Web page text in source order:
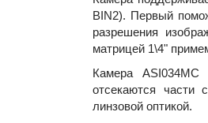
BIN2). Первый
разрешения
матрицей 1\4"
Камера
отсекаются части
линзовой оптикой.